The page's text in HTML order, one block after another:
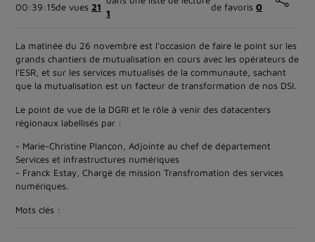
00:39:15de vues 21
1
de favoris0
La matinée du 26 novembre est l'occasion de faire le point sur les
grands chantiers de mutualisation en cours avec les opérateurs de
l'ESR, et sur les services mutualisés de la communauté, sachant
que la mutualisation est un facteur de transformation de nos DSI.
Le point de vue de la DGRI et le rôle à venir des datacenters
régionaux labellisés par :
- Marie-Christine Plançon, Adjointe au chef de département
Services et infrastructures numériques
- Franck Estay, Chargé de mission Transfromation des services
numériques.
Mots clés :